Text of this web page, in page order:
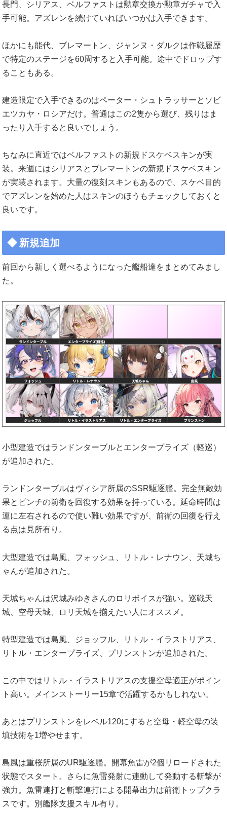
長門、シリアス、ベルファストは勲章交換か勲章ガチャで入
手可能。アズレンを続けていればいつかは入手できます。
ほかにも能代、ブレマートン、ジャンヌ・ダルクは作戦履歴
で特定のステージを60周すると入手可能。途中でドロップす
ることもある。
建造限定で入手できるのはペーター・シュトラッサーとソビ
エツカヤ・ロシアだけ。普通はこの2隻から選び、残りはま
ったり入手すると良いでしょう。
ちなみに直近ではベルファストの新規ドスケベスキンが実
装。来週にはシリアスとブレマートンの新規ドスケベスキン
が実装されます。大量の復刻スキンもあるので、スケベ目的
でアズレンを始めた人はスキンのほうもチェックしておくと
良いです。
新規追加
前回から新しく選べるようになった艦船達をまとめてみまし
た。
小型建造ではランドンターブルとエンタープライズ（軽巡）
が追加された。
ランドンターブルはヴィシア所属のSSR駆逐艦。完全無敵効
果とピンチの前衛を回復する効果を持っている。延命時間は
運に左右されるので使い難い効果ですが、前衛の回復を行え
る点は見所有り。
大型建造では島風、フォッシュ、リトル・レナウン、天城ち
ゃんが追加された。
天城ちゃんは沢城みゆきさんのロリボイスが強い。巡戦天
城、空母天城、ロリ天城を揃えたい人にオススメ。
特型建造では島風、ジョッフル、リトル・イラストリアス、
リトル・エンタープライズ、プリンストンが追加された。
この中ではリトル・イラストリアスの支援空母適正がポイン
ト高い。メインストーリー15章で活躍するかもしれない。
あとはプリンストンをレベル120にすると空母・軽空母の装
填技術を1増やせます。
島風は重桜所属のUR駆逐艦。開幕魚雷が2個リロードされた
状態でスタート。さらに魚雷発射に連動して発動する斬撃が
強力。魚雷連打と斬撃連打による開幕出力は前衛トップクラ
スです。別艦隊支援スキル有り。